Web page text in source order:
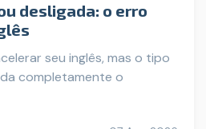
desligada: o erro
seu inglês, mas o tipo
completamente o